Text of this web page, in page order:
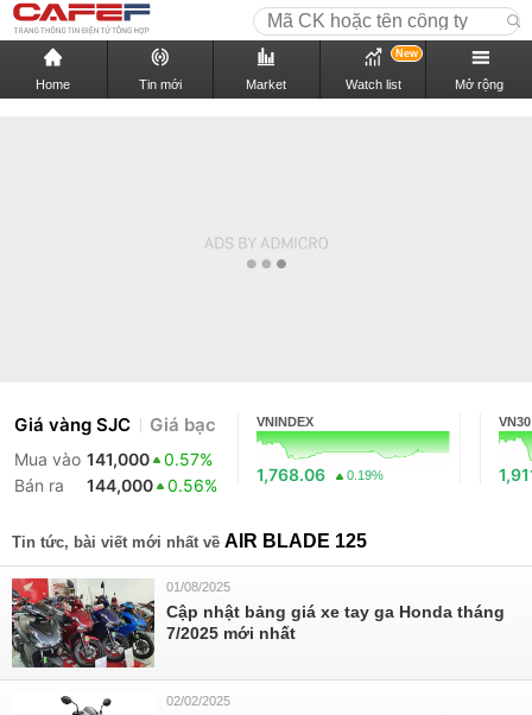
Home Tin mới Market Watch list
New
Mở rộng
Giá vàng SJC Giá bạc
Mua vào 141,000
0.57%
Bán ra
144,000 0.56%
VNINDEX
1,768.06 0.19%
VN30
Tin tức, bài viết mới nhất về AIR BLADE 125
01/08/2025
Cập nhật bảng giá xe tay ga Honda tháng
7/2025 mới nhất
02/02/2025